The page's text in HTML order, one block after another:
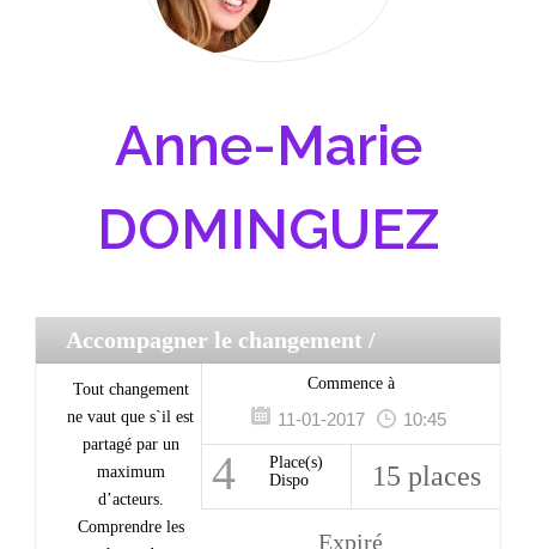
Anne-Marie
DOMINGUEZ
Accompagner le changement /
Management
Tout changement
ne vaut que s`il est
partagé par un
maximum
d’acteurs.
Comprendre les
Commence à
11-01-2017 10:45
4
Place(s)
Dispo
15 places
Expiré